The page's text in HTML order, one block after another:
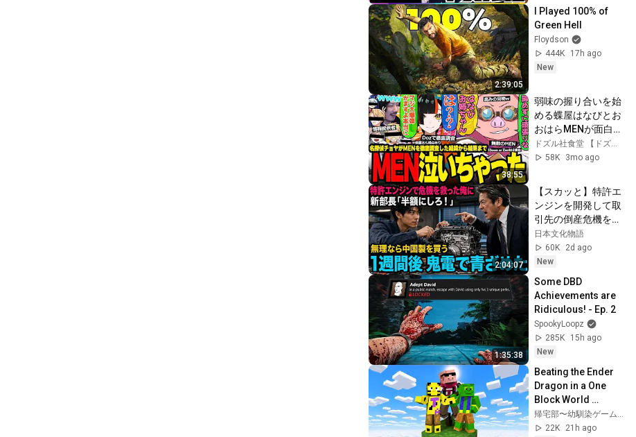
2:39:05
I Played 100% of
Green Hell
Floydson
444K
17h ago
New
38:55
弱味の握り合いを始
める蝶屋はなびとお
おはらMENが面白す
ぎたwまとめ✨【ド
ズル社/切り抜き】
MEN/ネコおじ/蝶屋
はなび/けっつん】
【 #DoZ 】
ドズル社食堂 【ドズル社切り抜き】
58K
3mo ago
2:04:07
【スカッと】特許エ
ンジンを開発して取
引先の倒産危機を救
った俺に取引先の新
部長「半額にしろ！
無理なら中国製を買
から鬼電→俺「お宅
の競合と5倍で独占
契約済みです」
日本文化物語
60K
2d ago
New
1:35:38
Some DBD
Achievements are
Ridiculous! - Ep. 2
SpookyLoopz
285K
15h ago
New
Beating the Ender
Dragon in a One
Block World
Challenge【Minecr
aft】
22K
21h ago